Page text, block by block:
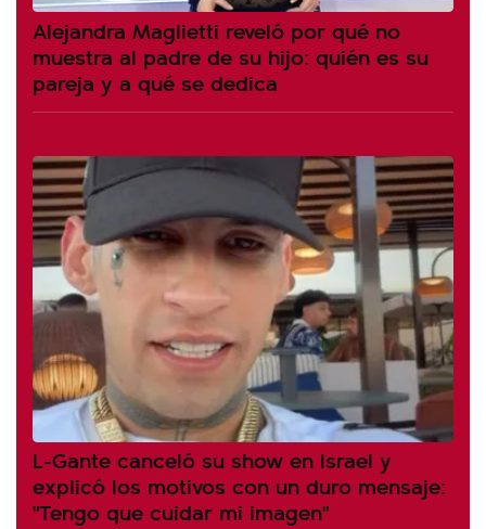
Alejandra Maglietti reveló por qué no
muestra al padre de su hijo: quién es su
pareja y a qué se dedica
L-Gante canceló su show en Israel y
explicó los motivos con un duro mensaje:
"Tengo que cuidar mi imagen"